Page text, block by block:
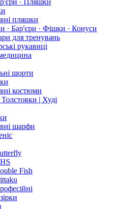
пляшки
· Бар'єри · Фішки · Конуси
для тренувань
рукавиці
шорти
костюми
| Худі
шарфи
Fish